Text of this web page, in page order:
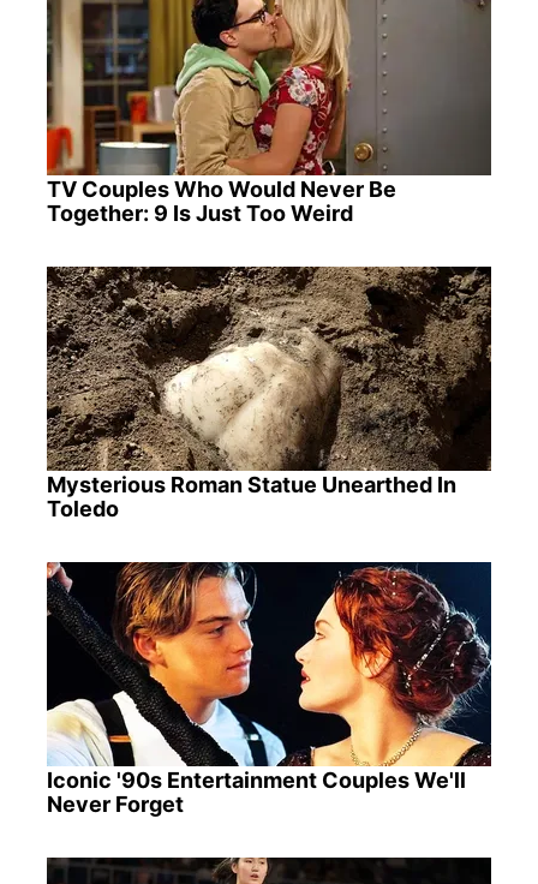
TV Couples Who Would Never Be
Together: 9 Is Just Too Weird
Mysterious Roman Statue Unearthed In
Toledo
Iconic '90s Entertainment Couples We'll
Never Forget